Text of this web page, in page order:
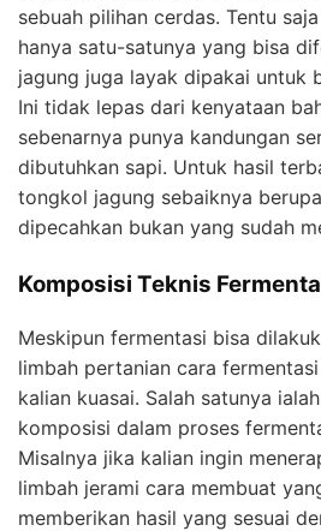
sebuah pilihan cerdas. Tentu
hanya satu-satunya yang bisa
jagung juga layak dipakai untuk
Ini tidak lepas dari kenyataan
sebenarnya punya kandungan
dibutuhkan sapi. Untuk hasil
tongkol jagung sebaiknya
dipecahkan bukan yang sudah
Komposisi Teknis
Meskipun fermentasi bisa
limbah pertanian cara
kalian kuasai. Salah satunya
komposisi dalam proses
Misalnya jika kalian ingin
limbah jerami cara membuat
memberikan hasil yang sesuai